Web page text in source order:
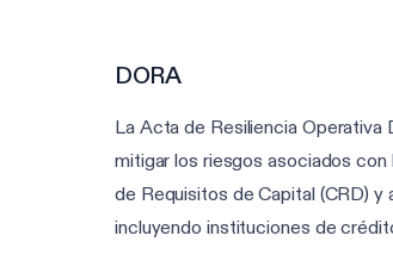
DORA
La Acta de Resiliencia Operativa
mitigar los riesgos asociados
de Requisitos de Capital (CRD)
incluyendo instituciones de